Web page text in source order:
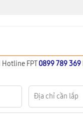
FPT0899 789 369